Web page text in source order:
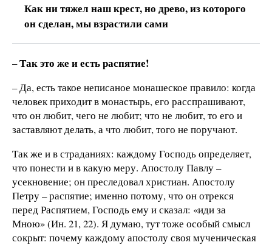
Как ни тяжел наш крест, но древо, из которого
он сделан, мы взрастили сами
– Так это же и есть распятие!
– Да, есть такое неписаное монашеское правило: когда
человек приходит в монастырь, его расспрашивают,
что он любит, чего не любит; что не любит, то его и
заставляют делать, а что любит, того не поручают.
Так же и в страданиях: каждому Господь определяет,
что понести и в какую меру. Апостолу Павлу –
усекновение; он преследовал христиан. Апостолу
Петру – распятие; именно потому, что он отрекся
перед Распятием, Господь ему и сказал: «иди за
Мною» (Ин. 21, 22). Я думаю, тут тоже особый смысл
сокрыт: почему каждому апостолу своя мученическая